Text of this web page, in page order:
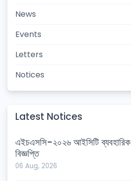
News
Events
Letters
Notices
Latest Notices
এইচএসসি-২০২৬ আইসিটি ব্যবহারিক
বিজ্ঞপ্তি
06 Aug, 2026